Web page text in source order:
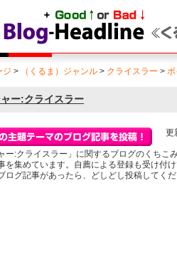
ジ > （くるま）ジャンル > クライスラー >
ー:クライスラー
更
ー:クライスラー」に関するブログのくちこ
を集めています。自薦による登録も受け付
ログ記事があったら、どしどし投稿してく